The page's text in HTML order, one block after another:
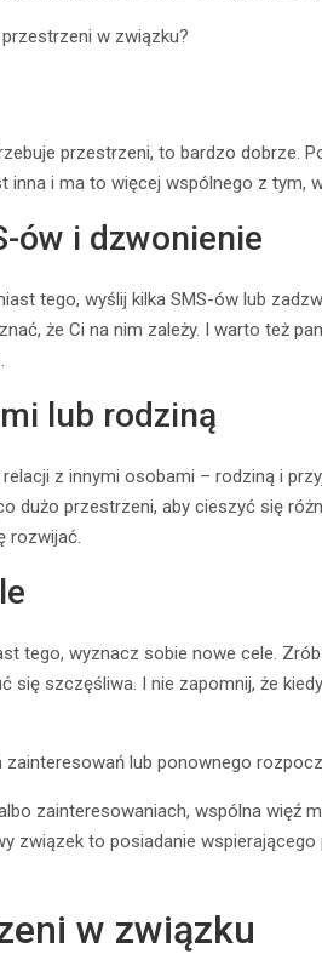
w związku?
przestrzeni, to bardzo dobrze.
inna i ma to więcej wspólnego z tym,
ów i dzwonienie
tego, wyślij kilka SMS-ów lub
że Ci na nim zależy. I warto też
lub rodziną
z innymi osobami – rodziną i
dużo przestrzeni, aby cieszyć się
rozwijać.
tego, wyznacz sobie nowe cele.
się szczęśliwa. I nie zapomnij, że
lub ponownego
zainteresowaniach, wspólna więź
związek to posiadanie
w związku